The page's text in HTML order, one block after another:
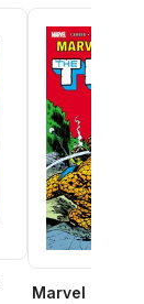
Marvel Two-